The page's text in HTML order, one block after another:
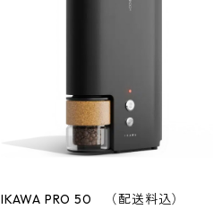
IKAWA PRO 50 （配送料込）